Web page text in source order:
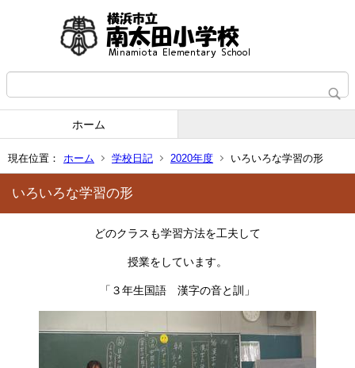
ホーム
現在位置： ホーム 学校日記 2020年度 いろいろな学習の形
いろいろな学習の形
どのクラスも学習方法を工夫して
授業をしています。
「３年生国語 漢字の音と訓」